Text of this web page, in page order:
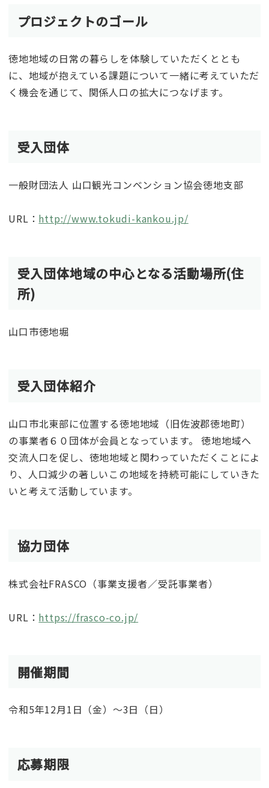
プロジェクトのゴール
徳地地域の日常の暮らしを体験していただくととも
に、地域が抱えている課題について一緒に考えていただ
く機会を通じて、関係人口の拡大につなげます。
受入団体
一般財団法人 山口観光コンベンション協会徳地支部
URL： http://www.tokudi-kankou.jp/
受入団体地域の中心となる活動場所(住
所)
山口市徳地堀
受入団体紹介
山口市北東部に位置する徳地地域（旧佐波郡徳地町）
の事業者６０団体が会員となっています。 徳地地域へ
交流人口を促し、徳地地域と関わっていただくことによ
り、人口減少の著しいこの地域を持続可能にしていきた
いと考えて活動しています。
協力団体
株式会社FRASCO（事業支援者／受託事業者）
URL： https://frasco-co.jp/
開催期間
令和5年12月1日（金）～3日（日）
応募期限